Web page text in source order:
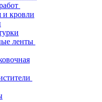
кровли
ленты